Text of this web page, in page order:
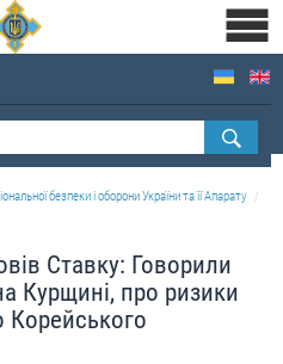
України
України
безпеки і оборони України
безпеки і оборони України та її Апарату
Ставку: Говорили
Курщині, про ризики
Корейського